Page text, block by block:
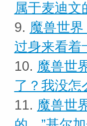
属于麦迪文
9. 魔兽世
过身来看着
10. 魔兽世
了？我没怎
11. 魔兽世